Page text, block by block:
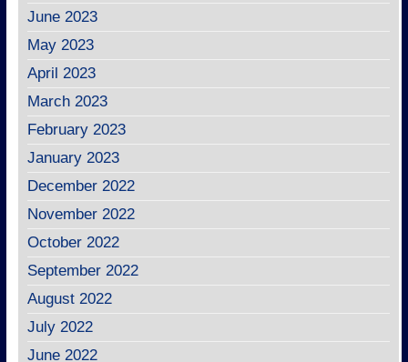
June 2023
May 2023
April 2023
March 2023
February 2023
January 2023
December 2022
November 2022
October 2022
September 2022
August 2022
July 2022
June 2022